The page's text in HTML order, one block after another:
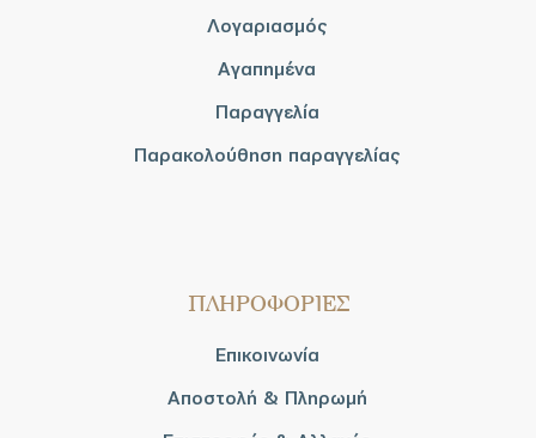
Λογαριασμός
Αγαπημένα
Παραγγελία
Παρακολούθηση παραγγελίας
ΠΛΗΡΟΦΟΡΙΕΣ
Επικοινωνία
Αποστολή & Πληρωμή